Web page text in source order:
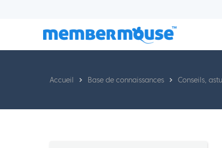
Accueil Base de connaissances Conseils,